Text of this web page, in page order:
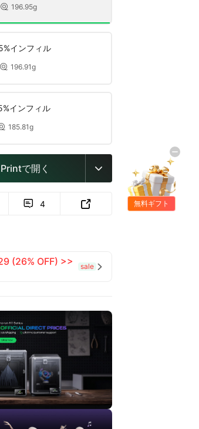
 196.95g
インフィル
 196.91g
インフィル
185.81g
で開く 
 4 
(26% OFF) >>
sale 
無料ギフト